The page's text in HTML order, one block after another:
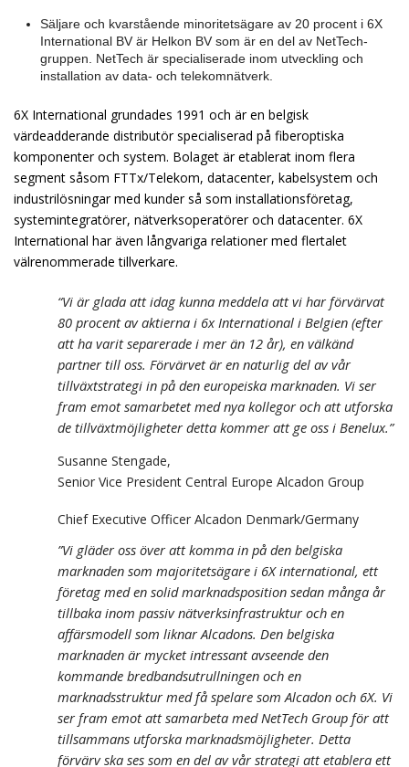
Säljare och kvarstående minoritetsägare av 20 procent i 6X
International BV är Helkon BV som är en del av NetTech-
gruppen. NetTech är specialiserade inom utveckling och
installation av data- och telekomnätverk.
6X International grundades 1991 och är en belgisk
värdeadderande distributör specialiserad på fiberoptiska
komponenter och system. Bolaget är etablerat inom flera
segment såsom FTTx/Telekom, datacenter, kabelsystem och
industrilösningar med kunder så som installationsföretag,
systemintegratörer, nätverksoperatörer och datacenter. 6X
International har även långvariga relationer med flertalet
välrenommerade tillverkare.
“Vi är glada att idag kunna meddela att vi har förvärvat
80 procent av aktierna i 6x International i Belgien (efter
att ha varit separerade i mer än 12 år), en välkänd
partner till oss. Förvärvet är en naturlig del av vår
tillväxtstrategi in på den europeiska marknaden. Vi ser
fram emot samarbetet med nya kollegor och att utforska
de tillväxtmöjligheter detta kommer att ge oss i Benelux.”
Susanne Stengade,
Senior Vice President Central Europe Alcadon Group
Chief Executive Officer Alcadon Denmark/Germany
”Vi gläder oss över att komma in på den belgiska
marknaden som majoritetsägare i 6X international, ett
företag med en solid marknadsposition sedan många år
tillbaka inom passiv nätverksinfrastruktur och en
affärsmodell som liknar Alcadons. Den belgiska
marknaden är mycket intressant avseende den
kommande bredbandsutrullningen och en
marknadsstruktur med få spelare som Alcadon och 6X. Vi
ser fram emot att samarbeta med NetTech Group för att
tillsammans utforska marknadsmöjligheter. Detta
förvärv ska ses som en del av vår strategi att etablera ett